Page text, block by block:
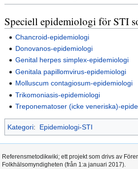
till
navigering
till
sök
Speciell epidemiologi för STI
Chancroid-epidemiologi
Donovanos-epidemiologi
Genital herpes simplex-epidemiologi
Genitala papillomvirus-epidemiologi
Molluscum contagiosum-epidemiologi
Trikomoniasis-epidemiologi
Treponematoser (icke veneriska)-
Kategori: Epidemiologi-STI
Referensmetodikwiki; ett projekt som drivs av
Folkhälsomyndigheten (från 1:a januari 2017).